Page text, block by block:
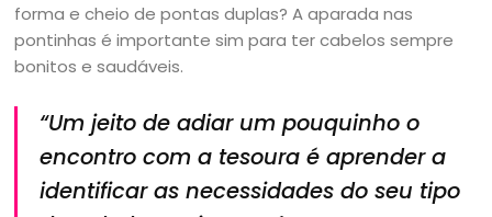
forma e cheio de pontas duplas? A aparada nas
pontinhas é importante sim para ter cabelos sempre
bonitos e saudáveis.
“Um jeito de adiar um pouquinho o
encontro com a tesoura é aprender a
identificar as necessidades do seu tipo